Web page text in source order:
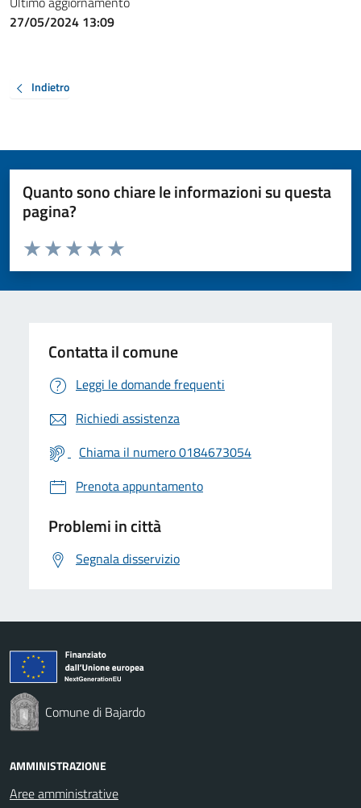
27/05/2024 13:09
Indietro
Quanto sono chiare le informazioni su questa
pagina?
Valuta da 1 a 5 stelle la pagina
Valuta 5 stelle su 5
Valuta 4 stelle su 5
Valuta 3 stelle su 5
Valuta 2 stelle su 5
Valuta 1 stelle su 5
Contatta il comune
Leggi le domande frequenti
Richiedi assistenza
Chiama il numero 0184673054
Prenota appuntamento
Problemi in città
Segnala disservizio
Comune di Bajardo
AMMINISTRAZIONE
Aree amministrative